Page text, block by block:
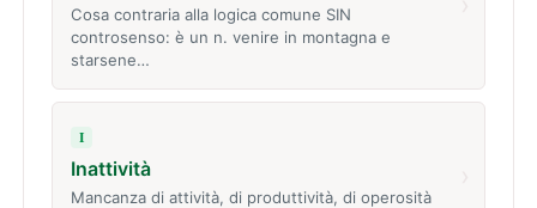
Cosa contraria alla logica comune SIN
controsenso: è un n. venire in montagna e
starsene…
I
Inattività
Mancanza di attività, di produttività, di operosità